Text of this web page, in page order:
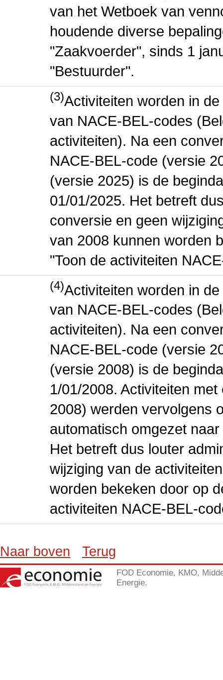
van het Wetboek van
houdende diverse
"Zaakvoerder", sinds 1
"Bestuurder".
(3)Activiteiten worden in
van NACE-BEL-codes
activiteiten). Na een
NACE-BEL-code (versie
(versie 2025) is de
01/01/2025. Het betreft
conversie en geen
van 2008 kunnen worden
"Toon de activiteiten
(4)Activiteiten worden in
van NACE-BEL-codes
activiteiten). Na een
NACE-BEL-code (versie
(versie 2008) is de
1/01/2008. Activiteiten
2008) werden vervolgens
automatisch omgezet
Het betreft dus louter
wijziging van de
worden bekeken door op
activiteiten NACE-BEL-
Naar boven Terug
FOD Economie, KMO,
Energie.